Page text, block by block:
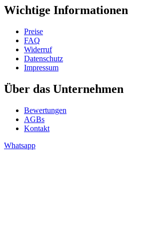
Wichtige Informationen
Preise
FAQ
Widerruf
Datenschutz
Impressum
Über das Unternehmen
Bewertungen
AGBs
Kontakt
Whatsapp